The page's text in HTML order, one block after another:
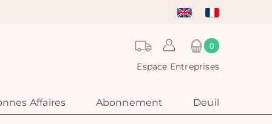
0
Espace Entreprises
Affaires Abonnement Deuil